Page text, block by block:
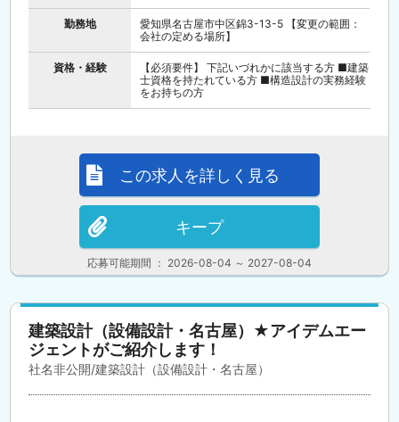
勤務地
愛知県名古屋市中区錦3-13-5 【変更の範囲：
会社の定める場所】
資格・経験
【必須要件】 下記いづれかに該当する方 ■建築
士資格を持たれている方 ■構造設計の実務経験
をお持ちの方
応募可能期間 ： 2026-08-04 ～ 2027-08-04
この求人を詳しく見る
キープ
建築設計（設備設計・名古屋）★アイデムエー
ジェントがご紹介します！
社名非公開/建築設計（設備設計・名古屋）